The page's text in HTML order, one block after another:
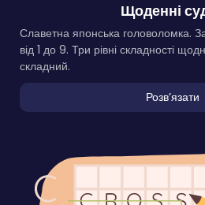
Щоденні
Славетна японська головоломка.
від 1 до 9. Три рівні складності
складний.
Розвʼязати